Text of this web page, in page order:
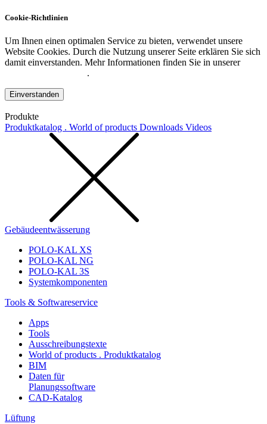
Cookie-Richtlinien
Um Ihnen einen optimalen Service zu bieten, verwendet unsere
Website Cookies. Durch die Nutzung unserer Seite erklären Sie sich
damit einverstanden. Mehr Informationen finden Sie in unserer
.
Einverstanden
Produkte
Produktkatalog . World of products Downloads Videos
Gebäudeentwässerung
POLO-KAL XS
POLO-KAL NG
POLO-KAL 3S
Systemkomponenten
Tools & Softwareservice
Apps
Tools
Ausschreibungstexte
World of products . Produktkatalog
BIM
Daten für
Planungssoftware
CAD-Katalog
Lüftung